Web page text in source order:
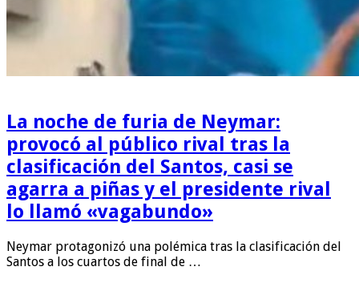
La noche de furia de Neymar:
provocó al público rival tras la
clasificación del Santos, casi se
agarra a piñas y el presidente rival
lo llamó «vagabundo»
Neymar protagonizó una polémica tras la clasificación del
Santos a los cuartos de final de …